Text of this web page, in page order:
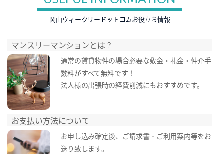
岡山ウィークリードットコムお役立ち情報
マンスリーマンションとは？
通常の賃貸物件の場合必要な敷金・礼金・仲介手
数料がすべて無料です！
法人様の出張時の経費削減にもおすすめです。
お支払い方法について
お申し込み確定後、ご請求書・ご利用案内等をお
送り致します。